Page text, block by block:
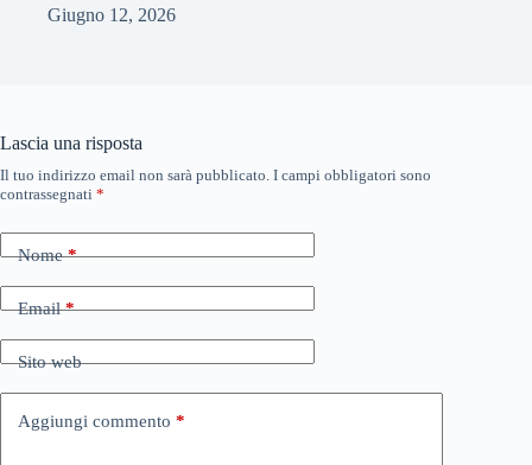
Giugno 12, 2026
Lascia una risposta
Il tuo indirizzo email non sarà pubblicato. I campi obbligatori sono
contrassegnati *
Nome*
Email*
Sito web
Aggiungi commento *